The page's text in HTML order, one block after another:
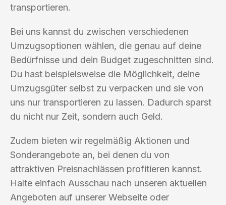
transportieren.
Bei uns kannst du zwischen verschiedenen
Umzugsoptionen wählen, die genau auf deine
Bedürfnisse und dein Budget zugeschnitten sind.
Du hast beispielsweise die Möglichkeit, deine
Umzugsgüter selbst zu verpacken und sie von
uns nur transportieren zu lassen. Dadurch sparst
du nicht nur Zeit, sondern auch Geld.
Zudem bieten wir regelmäßig Aktionen und
Sonderangebote an, bei denen du von
attraktiven Preisnachlässen profitieren kannst.
Halte einfach Ausschau nach unseren aktuellen
Angeboten auf unserer Webseite oder